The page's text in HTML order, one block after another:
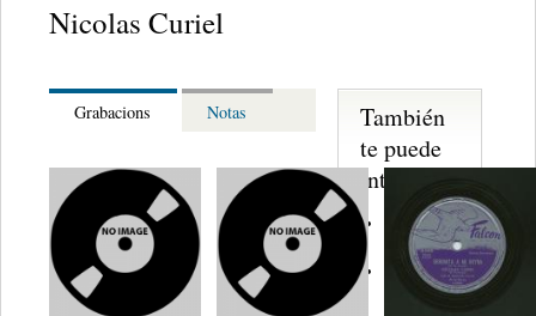
Nicolas Curiel
Grabacions Notas
También
te puede
interesar...
Martinez,
Felipe
Performance
Music Co.